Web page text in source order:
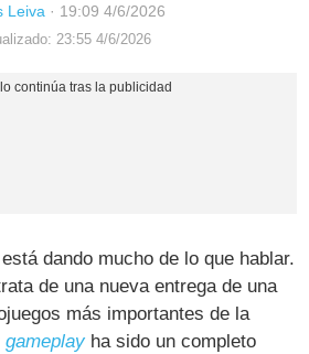
Leiva · 19:09 4/6/2026
23:55 4/6/2026
dando mucho de lo que hablar.
de una nueva entrega de una
más importantes de la
gameplay ha sido un completo